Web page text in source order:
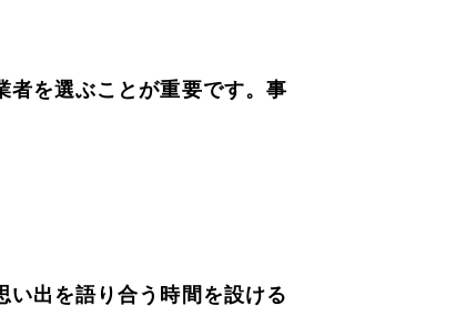
者を選ぶことが重要です。事
い出を語り合う時間を設ける